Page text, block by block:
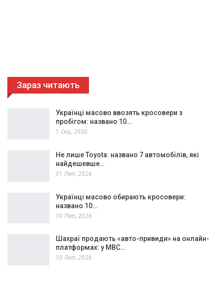
Зараз читають
Українці масово ввозять кросовери з
пробігом: названо 10…
1 Сер, 2026
Не лише Toyota: названо 7 автомобілів, які
найдешевше…
31 Лип, 2026
Українці масово обирають кросовери:
названо 10…
30 Лип, 2026
Шахраї продають «авто-привиди» на онлайн-
платформах: у МВС…
30 Лип, 2026